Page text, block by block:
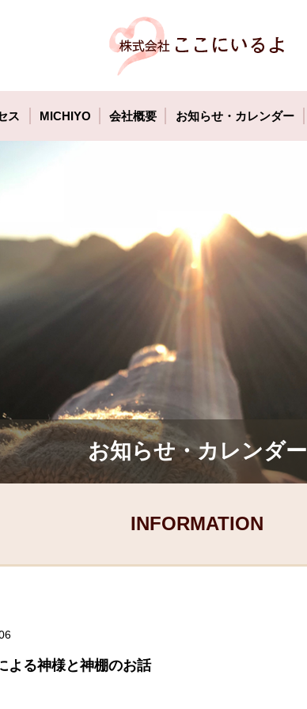
ス MICHIYO 会社概要 お知らせ・カレンダー
お知らせ・カレンダー
INFORMATION
よる神様と神棚のお話